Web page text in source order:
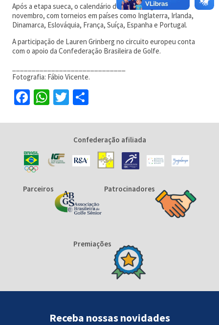
Após a etapa sueca, o calendário do LETAS seguirá até
novembro, com torneios em países como Inglaterra, Irlanda,
Dinamarca, Eslováquia, França, Suíça, Espanha e Portugal.
A participação de Lauren Grinberg no circuito europeu conta
com o apoio da Confederação Brasileira de Golfe.
Fotografia: Fábio Vicente.
Facebook
WhatsApp
Twitter
Confederação afiliada
Parceiros Patrocinadores
Premiações
Receba nossas novidades